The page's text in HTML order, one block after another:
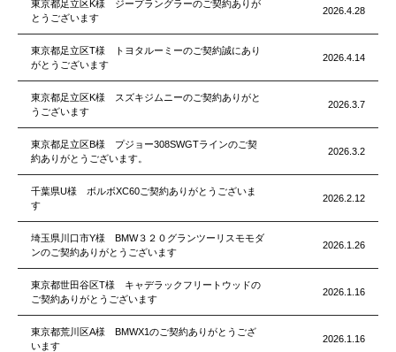
東京都足立区K様 ジープラングラーのご契約ありが
とうございます
2026.4.28
東京都足立区T様 トヨタルーミーのご契約誠にあり
がとうございます
2026.4.14
東京都足立区K様 スズキジムニーのご契約ありがと
うございます
2026.3.7
東京都足立区B様 プジョー308SWGTラインのご契
約ありがとうございます。
2026.3.2
千葉県U様 ボルボXC60ご契約ありがとうございま
す
2026.2.12
埼玉県川口市Y様 BMW３２０グランツーリスモモダ
ンのご契約ありがとうございます
2026.1.26
東京都世田谷区T様 キャデラックフリートウッドの
ご契約ありがとうございます
2026.1.16
東京都荒川区A様 BMWX1のご契約ありがとうござ
います
2026.1.16